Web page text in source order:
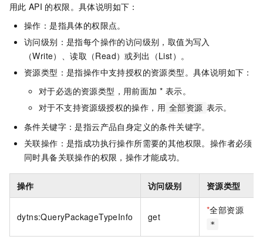
用此 API 的权限。具体说明如下：
操作：是指具体的权限点。
访问级别：是指每个操作的访问级别，取值为写入
（Write）、读取（Read）或列出（List）。
资源类型：是指操作中支持授权的资源类型。具体说明如下：
对于必选的资源类型，用前面加 * 表示。
对于不支持资源级授权的操作，用 全部资源 表示。
条件关键字：是指云产品自身定义的条件关键字。
关联操作：是指成功执行操作所需要的其他权限。操作者必须
同时具备关联操作的权限，操作才能成功。
操作 访问级别 资源类型
dytns:QueryPackageTypeInfo get
*全部资源
*